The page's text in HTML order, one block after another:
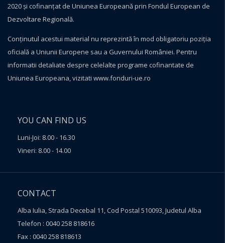
2020 și cofinanțat de Uniunea Europeană prin Fondul European de
Dezvoltare Regională.
Conţinutul acestui material nu reprezintă în mod obligatoriu poziţia
oficială a Uniunii Europene sau a Guvernului României. Pentru
informatii detaliate despre celelalte programe cofinantate de
Uniunea Europeana, vizitati www.fonduri-ue.ro
YOU CAN FIND US
Luni-Joi: 8.00 - 16.30
Vineri: 8.00 - 14.00
CONTACT
Alba Iulia, Strada Decebal 11, Cod Postal 510093, Judetul Alba
Telefon : 0040 258 818616
Fax : 0040 258 818613